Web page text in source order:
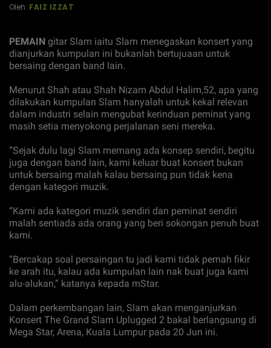
Oleh: FAIZ IZZAT
PEMAIN gitar Slam iaitu Slam menegaskan konsert yang
dianjurkan kumpulan ini bukanlah bertujuaan untuk
bersaing dengan band lain.
Menurut Shah atau Shah Nizam Abdul Halim,52, apa yang
dilakukan kumpulan Slam hanyalah untuk kekal relevan
dalam industri selain mengubat kerinduan peminat yang
masih setia menyokong perjalanan seni mereka.
“Sejak dulu lagi Slam memang ada konsep sendiri, begitu
juga dengan band lain, kami keluar buat konsert bukan
untuk bersaing malah kalau bersaing pun tidak kena
dengan kategori muzik.
“Kami ada kategori muzik sendiri dan peminat sendiri
malah sentiada ada orang yang beri sokongan penuh buat
kami.
“Bercakap soal persaingan tu jadi kami tidak pernah fikir
ke arah itu, kalau ada kumpulan lain nak buat juga kami
alu-alukan,” katanya kepada mStar.
Dalam perkembangan lain, Slam akan menganjurkan
Konsert The Grand Slam Uplugged 2 bakal berlangsung di
Mega Star, Arena, Kuala Lumpur pada 20 Jun ini.